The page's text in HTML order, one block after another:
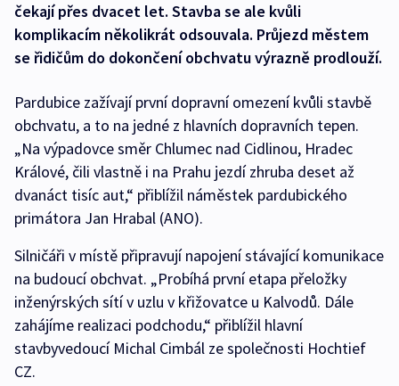
čekají přes dvacet let. Stavba se ale kvůli
komplikacím několikrát odsouvala. Průjezd městem
se řidičům do dokončení obchvatu výrazně prodlouží.
Pardubice zažívají první dopravní omezení kvůli stavbě
obchvatu, a to na jedné z hlavních dopravních tepen.
„Na výpadovce směr Chlumec nad Cidlinou, Hradec
Králové, čili vlastně i na Prahu jezdí zhruba deset až
dvanáct tisíc aut,“ přiblížil náměstek pardubického
primátora Jan Hrabal (ANO).
Silničáři v místě připravují napojení stávající komunikace
na budoucí obchvat. „Probíhá první etapa přeložky
inženýrských sítí v uzlu v křižovatce u Kalvodů. Dále
zahájíme realizaci podchodu,“ přiblížil hlavní
stavbyvedoucí Michal Cimbál ze společnosti Hochtief
CZ.